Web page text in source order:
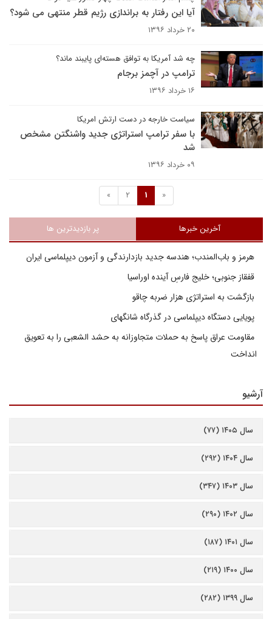
آیا این رفتار به براندازی رژیم قطر منتهی می شود؟
۲۰ خرداد ۱۳۹۶
چه شد آمریکا به توافق هسته‌ای پایبند ماند؟
ترامپ در آچمز برجام
۱۶ خرداد ۱۳۹۶
سیاست خارجه در دست ارتش امریکا
با سفر ترامپ استراتژی جدید واشنگتن مشخص
شد
۰۹ خرداد ۱۳۹۶
«
1
2
»
آخرین خبرها پر بازدیدترین ها
هرمز و باب‌المندب؛ هندسه جدید بازدارندگی و آزمون دیپلماسی ایران
قفقاز جنوبی؛ خلیج فارسِ آینده اوراسیا
بازگشت به استراتژی هزار ضربه چاقو
پویایی دستگاه دیپلماسی در گذرگاه شانگهای
مقاومت عراق پاسخ به حملات متجاوزانه به حشد الشعبی را به تعویق
انداخت
آرشیو
سال ۱۴۰۵ (۷۷)
سال ۱۴۰۴ (۲۹۲)
سال ۱۴۰۳ (۳۴۷)
سال ۱۴۰۲ (۲۹۰)
سال ۱۴۰۱ (۱۸۷)
سال ۱۴۰۰ (۲۱۹)
سال ۱۳۹۹ (۲۸۲)